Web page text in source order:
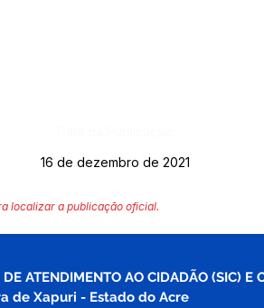
16 de dezembro de 2021
localizar a publicação oficial.
DE ATENDIMENTO AO CIDADÃO (SIC) E
de Xapuri - Estado do Acre